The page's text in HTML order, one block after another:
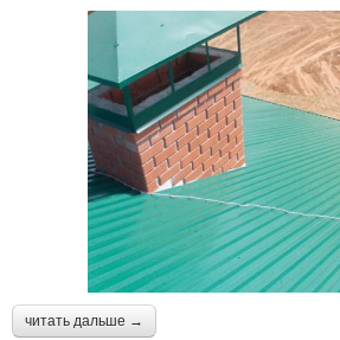
читать дальше →